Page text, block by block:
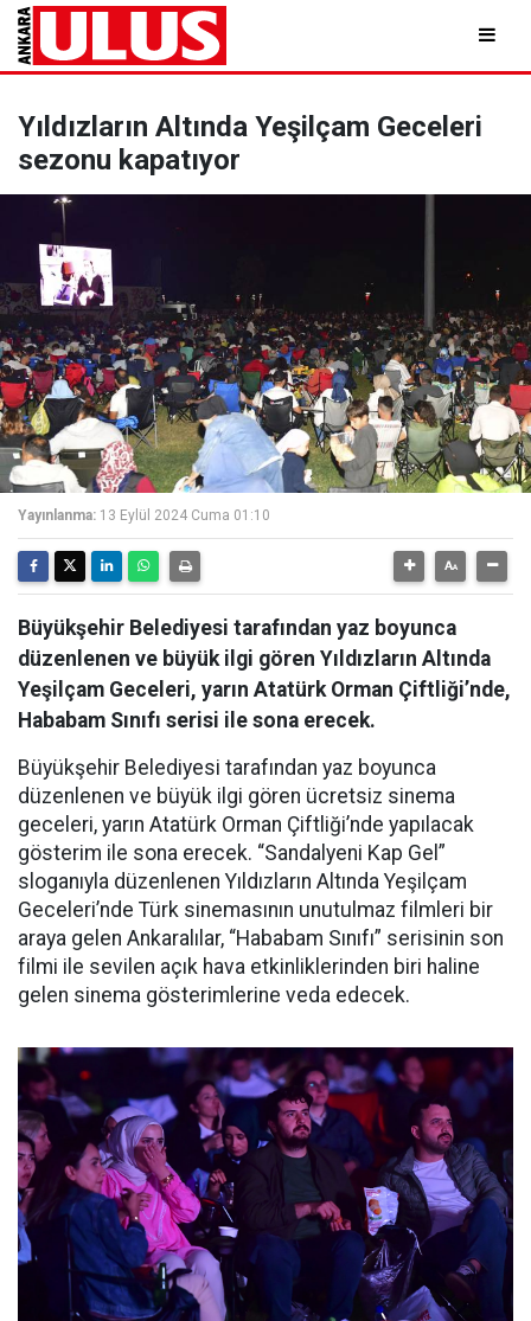
Yıldızların Altında Yeşilçam Geceleri
sezonu kapatıyor
Yayınlanma: 13 Eylül 2024 Cuma 01:10
Büyükşehir Belediyesi tarafından yaz boyunca
düzenlenen ve büyük ilgi gören Yıldızların Altında
Yeşilçam Geceleri, yarın Atatürk Orman Çiftliği’nde,
Hababam Sınıfı serisi ile sona erecek.
Büyükşehir Belediyesi tarafından yaz boyunca
düzenlenen ve büyük ilgi gören ücretsiz sinema
geceleri, yarın Atatürk Orman Çiftliği’nde yapılacak
gösterim ile sona erecek. “Sandalyeni Kap Gel”
sloganıyla düzenlenen Yıldızların Altında Yeşilçam
Geceleri’nde Türk sinemasının unutulmaz filmleri bir
araya gelen Ankaralılar, “Hababam Sınıfı” serisinin son
filmi ile sevilen açık hava etkinliklerinden biri haline
gelen sinema gösterimlerine veda edecek.